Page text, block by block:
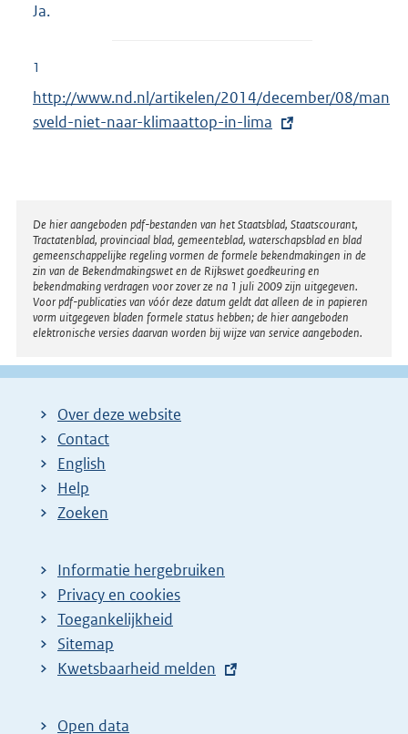
Ja.
1
E
x
n
e
l
i
n
k
:
http://www.nd.nl/artikelen/2014/december/08/man
sveld-niet-naar-klimaattop-in-lima
Disclaimer
De hier aangeboden pdf-bestanden van het Staatsblad, Staatscourant,
Tractatenblad, provinciaal blad, gemeenteblad, waterschapsblad en blad
gemeenschappelijke regeling vormen de formele bekendmakingen in de
zin van de Bekendmakingswet en de Rijkswet goedkeuring en
bekendmaking verdragen voor zover ze na 1 juli 2009 zijn uitgegeven.
Voor pdf-publicaties van vóór deze datum geldt dat alleen de in papieren
vorm uitgegeven bladen formele status hebben; de hier aangeboden
elektronische versies daarvan worden bij wijze van service aangeboden.
Over deze website
Contact
English
Help
Zoeken
Informatie hergebruiken
Privacy en cookies
Toegankelijkheid
Sitemap
E
t
Kwetsbaarheid melden
Open data